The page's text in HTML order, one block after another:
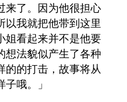
来了。因为他很担心
以我就把他带到这里
姐看起来并不是他要
想法貌似产生了各种
的的打击，故事将从
哦。」